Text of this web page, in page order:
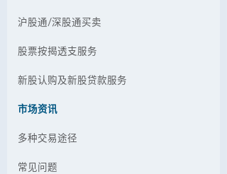
沪股通/深股通买卖
股票按揭透支服务
新股认购及新股贷款服务
市场资讯
多种交易途径
常见问题